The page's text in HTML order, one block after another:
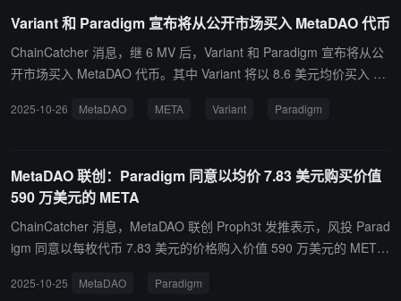
Variant 和 Paradigm 宣布将从公开市场买入 MetaDAO 代币
ChainCatcher 消息，继 6 MV 后，Variant 和 Paradigm 宣布将从公
开市场买入 MetaDAO 代币。其中 Variant 将以 8.6 美元均价买入 25
币。
2025-10-26 MetaDAO META Variant Paradigm
MetaDAO 联创：Paradigm 同意以均价 7.83 美元购买价值
590 万美元的 META
ChainCatcher 消息，MetaDAO 联创 Proph3t 发推表示，风投 Parad
igm 同意以每枚代币 7.83 美元的价格购入价值 590 万美元的 META
权平均价格（TWAP）执行的。
2025-10-25 MetaDAO Paradigm